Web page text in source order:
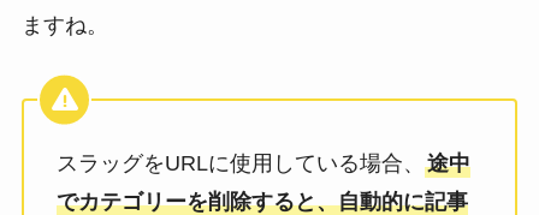
ますね。
スラッグをURLに使用している場合、 途中
でカテゴリーを削除すると、自動的に記事